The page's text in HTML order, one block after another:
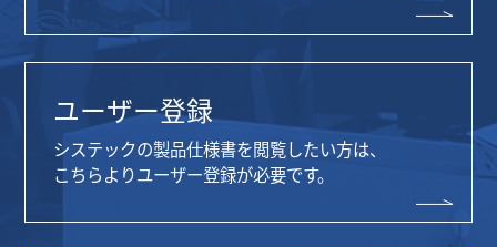
ユーザー登録
システックの製品仕様書を閲覧したい方は、
こちらよりユーザー登録が必要です。